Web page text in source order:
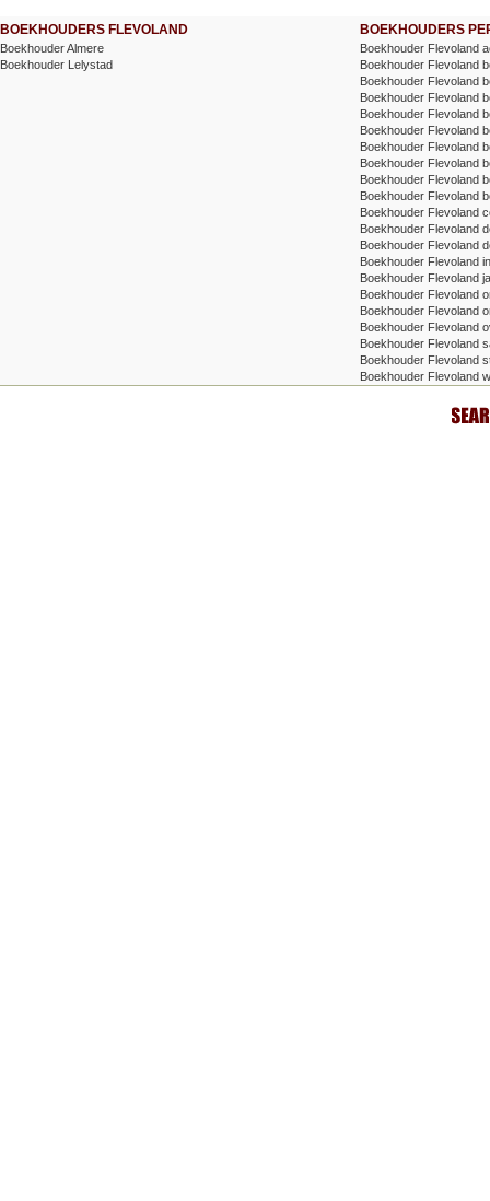
BOEKHOUDERS FLEVOLAND
Boekhouder Almere
Boekhouder Lelystad
BOEKHOUDERS
Boekhouder Flevoland
Boekhouder Flevoland
Boekhouder Flevoland
Boekhouder Flevoland
Boekhouder Flevoland
Boekhouder Flevoland
Boekhouder Flevoland
Boekhouder Flevoland
Boekhouder Flevoland
Boekhouder Flevoland
Boekhouder Flevoland
Boekhouder Flevoland
Boekhouder Flevoland
Boekhouder Flevoland
Boekhouder Flevoland
Boekhouder Flevoland
Boekhouder Flevoland
Boekhouder Flevoland
Boekhouder Flevoland
Boekhouder Flevoland
Boekhouder Flevoland